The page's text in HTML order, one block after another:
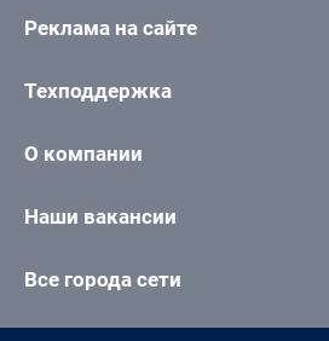
Реклама на сайте
Техподдержка
О компании
Наши вакансии
Все города сети